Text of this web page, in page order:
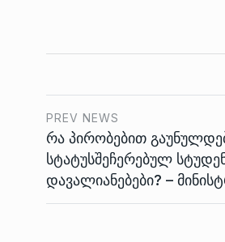
PREV NEWS
რა პირობებით
სტატუსშეჩერებულ
დავალიანებები? –